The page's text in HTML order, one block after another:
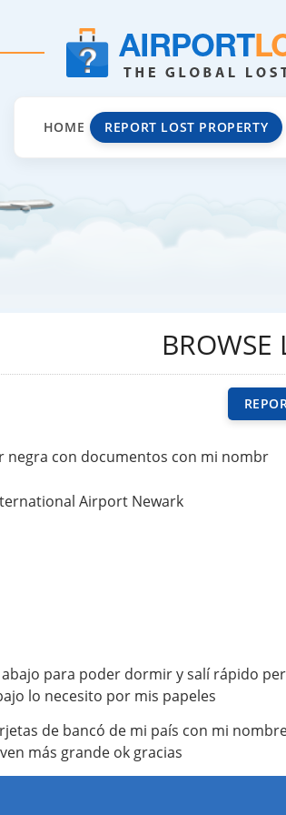
HOME REPORT LOST PROPERTY
BROWSE
negra con documentos con mi nombr
Airport Newark
para poder dormir y salí rápido
lo necesito por mis papeles
de bancó de mi país con mi
más grande ok gracias